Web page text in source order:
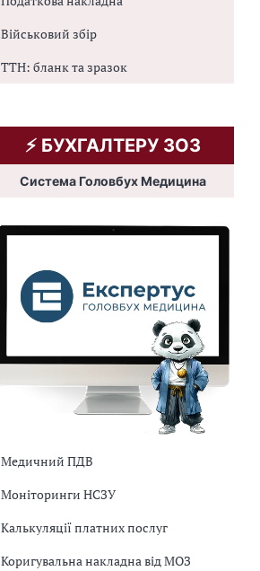
Військовий збір
ТТН: бланк та зразок
⚡️ БУХГАЛТЕРУ ЗОЗ
Система Головбух Медицина
Медичний ПДВ
Моніторинги НСЗУ
Калькуляції платних послуг
Коригувальна накладна від МОЗ